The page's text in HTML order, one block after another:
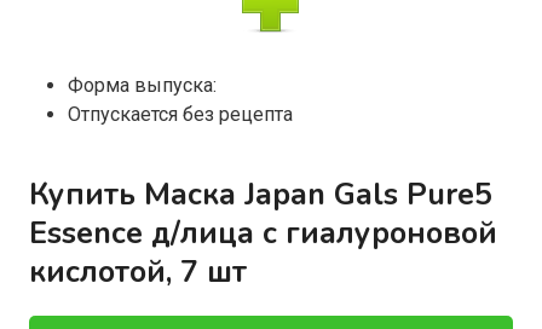
Форма выпуска:
Отпускается без рецепта
Купить Маска Japan Gals Pure5
Essence д/лица с гиалуроновой
кислотой, 7 шт